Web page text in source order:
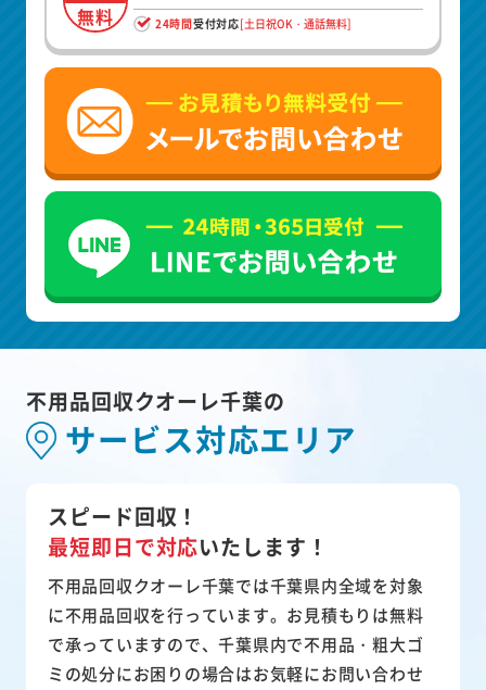
無料 24時間受付対応[土日祝OK・通話無料]
不用品回収クオーレ千葉の
サービス対応エリア
スピード回収！
最短即日で対応いたします！
不用品回収クオーレ千葉では千葉県内全域を対象
に不用品回収を行っています。お見積もりは無料
で承っていますので、千葉県内で不用品・粗大ゴ
ミの処分にお困りの場合はお気軽にお問い合わせ